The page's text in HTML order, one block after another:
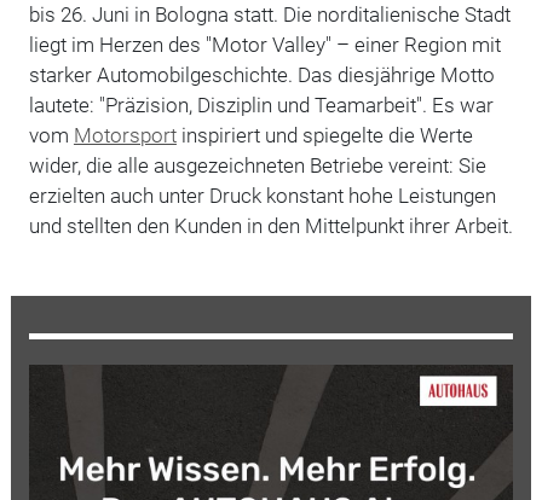
bis 26. Juni in Bologna statt. Die norditalienische Stadt
liegt im Herzen des "Motor Valley" – einer Region mit
starker Automobilgeschichte. Das diesjährige Motto
lautete: "Präzision, Disziplin und Teamarbeit". Es war
vom Motorsportinspiriert und spiegelte die Werte
wider, die alle ausgezeichneten Betriebe vereint: Sie
erzielten auch unter Druck konstant hohe Leistungen
und stellten den Kunden in den Mittelpunkt ihrer Arbeit.